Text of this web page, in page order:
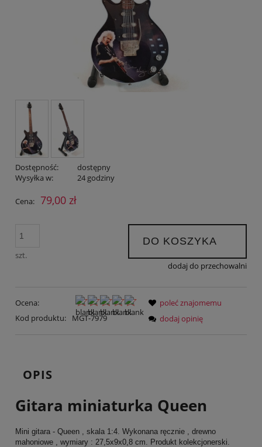
Dostępność:
dostępny
Wysyłka w:
24 godziny
Cena: 79,00 zł
szt.
DO KOSZYKA
dodaj do przechowalni
Ocena:
Kod produktu:
MGT-7979
poleć znajomemu
dodaj opinię
OPIS
Gitara miniaturka Queen
Mini gitara - Queen , skala 1:4. Wykonana ręcznie , drewno
mahoniowe , wymiary : 27,5x9x0,8 cm. Produkt kolekcjonerski.